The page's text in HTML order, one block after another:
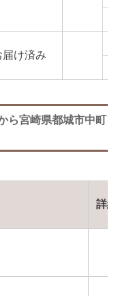
け済み
ら宮崎県都城市中町
詳細